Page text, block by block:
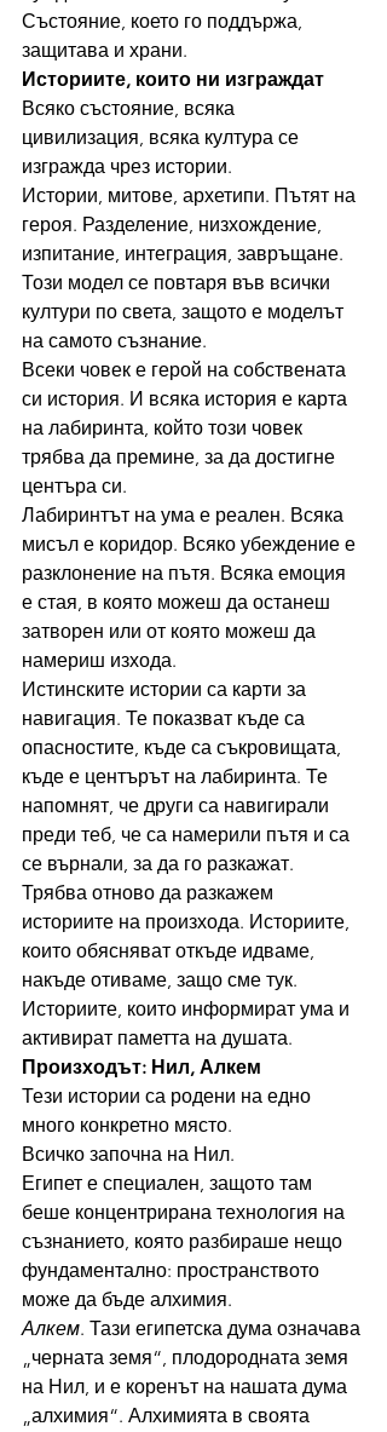
Състояние, което го поддържа,
защитава и храни.
Историите, които ни изграждат
Всяко състояние, всяка
цивилизация, всяка култура се
изгражда чрез истории.
Истории, митове, архетипи. Пътят на
героя. Разделение, низхождение,
изпитание, интеграция, завръщане.
Този модел се повтаря във всички
култури по света, защото е моделът
на самото съзнание.
Всеки човек е герой на собствената
си история. И всяка история е карта
на лабиринта, който този човек
трябва да премине, за да достигне
центъра си.
Лабиринтът на ума е реален. Всяка
мисъл е коридор. Всяко убеждение е
разклонение на пътя. Всяка емоция
е стая, в която можеш да останеш
затворен или от която можеш да
намериш изхода.
Истинските истории са карти за
навигация. Те показват къде са
опасностите, къде са съкровищата,
къде е центърът на лабиринта. Те
напомнят, че други са навигирали
преди теб, че са намерили пътя и са
се върнали, за да го разкажат.
Трябва отново да разкажем
историите на произхода. Историите,
които обясняват откъде идваме,
накъде отиваме, защо сме тук.
Историите, които информират ума и
активират паметта на душата.
Произходът: Нил, Алкем
Тези истории са родени на едно
много конкретно място.
Всичко започна на Нил.
Египет е специален, защото там
беше концентрирана технология на
съзнанието, която разбираше нещо
фундаментално: пространството
може да бъде алхимия.
Алкем. Тази египетска дума означава
„черната земя“, плодородната земя
на Нил, и е коренът на нашата дума
„алхимия“. Алхимията в своята